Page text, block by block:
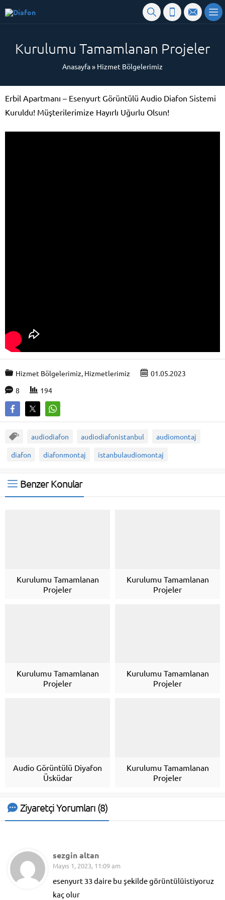
Kurulumu Tamamlanan Projeler
Anasayfa» Hizmet Bölgelerimiz
Erbil Apartmanı – Esenyurt Görüntülü Audio Diafon Sistemi
Kuruldu! Müşterilerimize Hayırlı Uğurlu Olsun!
Hizmet Bölgelerimiz, Hizmetlerimiz
01.05.2023
8
194
audiodiafon audiodiafonistanbul
audiomontaj
diafon
diafonmontaj istanbulaudiomontaj
Benzer Konular
Kurulumu Tamamlanan
Projeler
Kurulumu Tamamlanan
Projeler
Kurulumu Tamamlanan
Projeler
Kurulumu Tamamlanan
Projeler
Audio Görüntülü Diyafon
Üsküdar
Kurulumu Tamamlanan
Projeler
Ziyaretçi Yorumları (8)
sezgin altan
Mayıs 1, 2023, 11:09 am
esenyurt 33 daire bu şekilde görüntülüistiyoruz
kaç olur